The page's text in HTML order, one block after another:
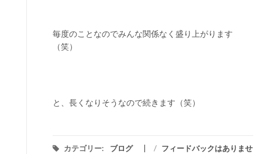
毎度のことなのでみんな関係なく盛り上がります
（笑）
と、長くなりそうなので続きます（笑）
カテゴリー: ブログ / フィードバックはありませ